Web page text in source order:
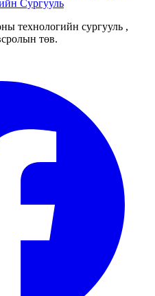
Сургууль
технологийн сургууль ,
төв.